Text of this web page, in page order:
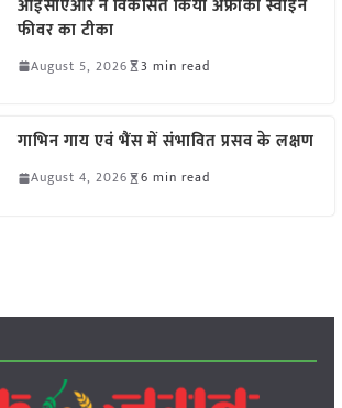
आईसीएआर ने विकसित किया अफ्रीकी स्वाइन
फीवर का टीका
August 5, 2026 3 min read
गाभिन गाय एवं भैंस में संभावित प्रसव के लक्षण
August 4, 2026 6 min read